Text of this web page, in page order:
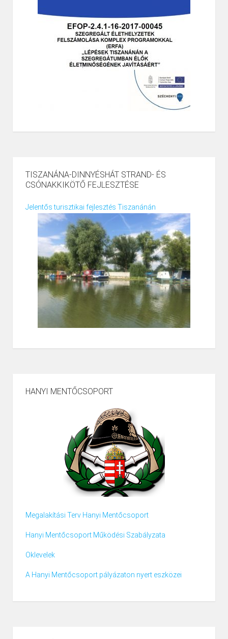
TISZANÁNA-DINNYÉSHÁT STRAND- ÉS
CSÓNAKKIKÖTŐ FEJLESZTÉSE
Jelentős turisztikai fejlesztés Tiszanánán
HANYI MENTŐCSOPORT
Megalakítási Terv Hanyi Mentőcsoport
Hanyi Mentőcsoport Működési Szabályzata
Oklevelek
A Hanyi Mentőcsoport pályázaton nyert eszközei